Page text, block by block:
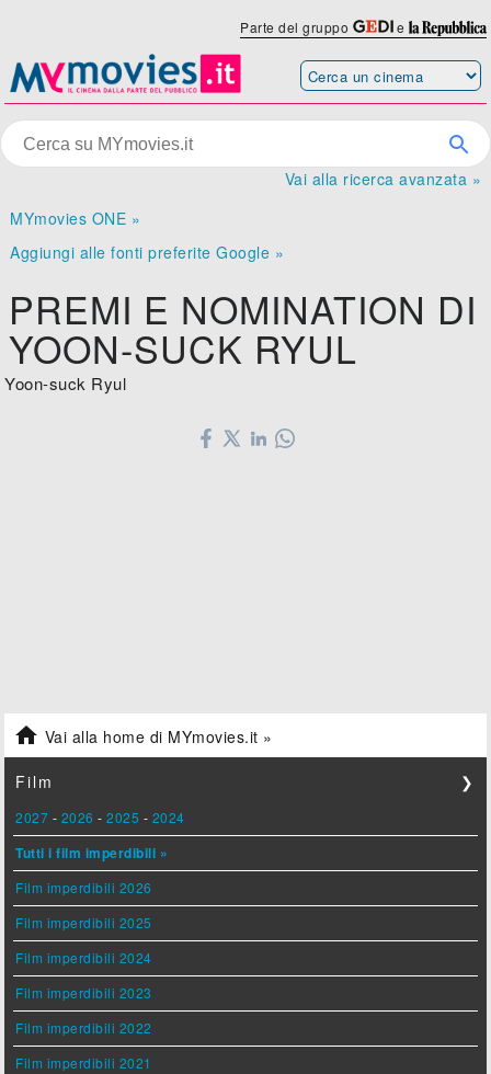
Parte del gruppo e
Vai alla ricerca avanzata »
MYmovies ONE »
Aggiungi alle fonti preferite Google »
PREMI E NOMINATION DI
YOON-SUCK RYUL
Yoon-suck Ryul
 Vai alla home di MYmovies.it »
Film ❯
2027 - 2026 -2025 - 2024
Tutti i film imperdibili »
Film imperdibili 2026
Film imperdibili 2025
Film imperdibili 2024
Film imperdibili 2023
Film imperdibili 2022
Film imperdibili 2021